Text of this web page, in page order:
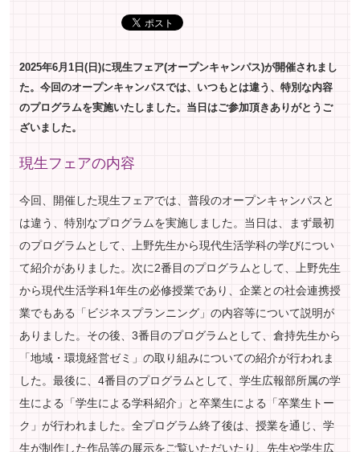
2025年6月1日(日)に現生フェア(オープンキャンパス)が開催されまし
た。今回のオープンキャンパスでは、いつもとは違う、特別な内容
のプログラムを実施いたしました。当日はご参加頂きありがとうご
ざいました。
現生フェアの内容
今回、開催した現生フェアでは、普段のオープンキャンパスと
は違う、特別なプログラムを実施しました。当日は、まず最初
のプログラムとして、上野先生から現代生活学科の学びについ
て紹介がありました。次に2番目のプログラムとして、上野先生
から現代生活学科1年生の必修授業であり、企業との社会連携授
業でもある「ビジネスプランニング」の内容等について説明が
ありました。その後、3番目のプログラムとして、倉持先生から
「地域・環境経営ゼミ」の取り組みについての紹介が行われま
した。最後に、4番目のプログラムとして、学生広報部所属の学
生による「学生による学科紹介」と卒業生による「卒業生トー
ク」が行われました。全プログラム終了後は、授業を通じ、学
生が制作した作品等の展示をご覧いただいたり、先生や学生広